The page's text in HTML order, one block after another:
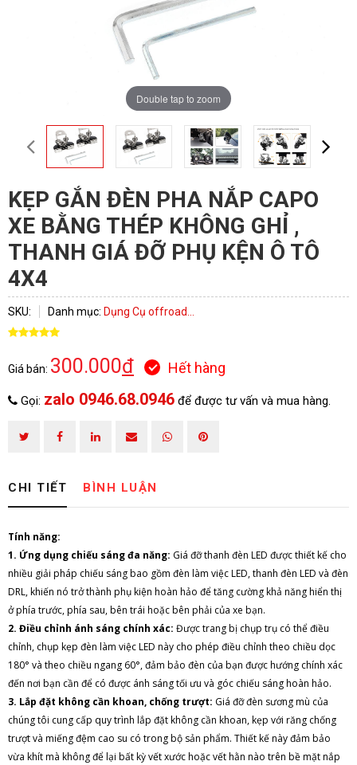
Double tap to zoom
KẸP GẮN ĐÈN PHA NẮP CAPO
XE BẰNG THÉP KHÔNG GHỈ ,
THANH GIÁ ĐỠ PHỤ KỆN Ô TÔ
4X4
SKU: Danh mục: Dụng Cụ offroad...
Giá bán: 300.000đ Hết hàng
Gọi: zalo 0946.68.0946 để được tư vấn và mua hàng.
CHI TIẾT BÌNH LUẬN
Tính năng:
1. Ứng dụng chiếu sáng đa năng: Giá đỡ thanh đèn LED được thiết kế cho
nhiều giải pháp chiếu sáng bao gồm đèn làm việc LED, thanh đèn LED và đèn
DRL, khiến nó trở thành phụ kiện hoàn hảo để tăng cường khả năng hiển thị
ở phía trước, phía sau, bên trái hoặc bên phải của xe bạn.
2. Điều chỉnh ánh sáng chính xác: Được trang bị chụp trụ có thể điều
chỉnh, chụp kẹp đèn làm việc LED này cho phép điều chỉnh theo chiều dọc
180° và theo chiều ngang 60°, đảm bảo đèn của bạn được hướng chính xác
đến nơi bạn cần để có được ánh sáng tối ưu và góc chiếu sáng hoàn hảo.
3. Lắp đặt không cần khoan, chống trượt: Giá đỡ đèn sương mù của
chúng tôi cung cấp quy trình lắp đặt không cần khoan, kẹp với răng chống
trượt và miếng đệm cao su có trong bộ sản phẩm. Thiết kế này đảm bảo
vừa khít mà không để lại bất kỳ vết xước hoặc vết hằn nào trên bề mặt nắp